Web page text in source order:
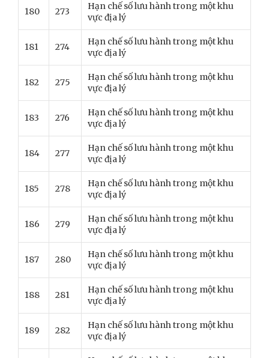
180 273
Hạn chế số lưu hành trong một khu
vực địa lý
181 274
Hạn chế số lưu hành trong một khu
vực địa lý
182 275
Hạn chế số lưu hành trong một khu
vực địa lý
183 276
Hạn chế số lưu hành trong một khu
vực địa lý
184 277
Hạn chế số lưu hành trong một khu
vực địa lý
185 278
Hạn chế số lưu hành trong một khu
vực địa lý
186 279
Hạn chế số lưu hành trong một khu
vực địa lý
187 280
Hạn chế số lưu hành trong một khu
vực địa lý
188 281
Hạn chế số lưu hành trong một khu
vực địa lý
189 282
Hạn chế số lưu hành trong một khu
vực địa lý